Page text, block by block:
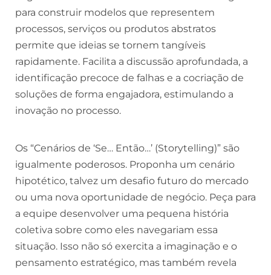
para construir modelos que representem
processos, serviços ou produtos abstratos
permite que ideias se tornem tangíveis
rapidamente. Facilita a discussão aprofundada, a
identificação precoce de falhas e a cocriação de
soluções de forma engajadora, estimulando a
inovação no processo.
Os “Cenários de ‘Se… Então…’ (Storytelling)” são
igualmente poderosos. Proponha um cenário
hipotético, talvez um desafio futuro do mercado
ou uma nova oportunidade de negócio. Peça para
a equipe desenvolver uma pequena história
coletiva sobre como eles navegariam essa
situação. Isso não só exercita a imaginação e o
pensamento estratégico, mas também revela